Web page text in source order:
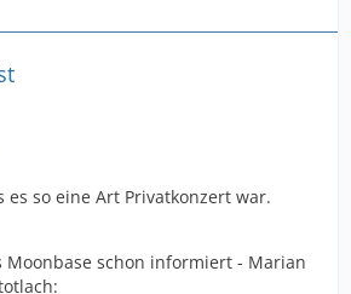
es so eine Art Privatkonzert war.
Moonbase schon informiert - Marian